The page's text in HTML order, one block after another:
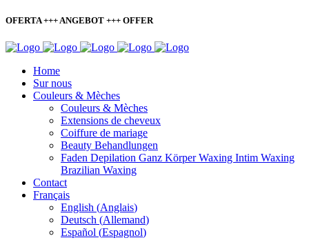
OFERTA +++ ANGEBOT +++ OFFER
Home
Sur nous
Couleurs & Mèches
Couleurs & Mèches
Extensions de cheveux
Coiffure de mariage
Beauty Behandlungen
Faden Depilation Ganz Körper Waxing Intim Waxing
Brazilian Waxing
Contact
Français
English (Anglais)
Deutsch (Allemand)
Español (Espagnol)